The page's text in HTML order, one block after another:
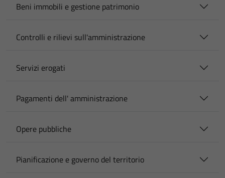
Beni immobili e gestione patrimonio
Controlli e rilievi sull'amministrazione
Servizi erogati
Pagamenti dell' amministrazione
Opere pubbliche
Pianificazione e governo del territorio